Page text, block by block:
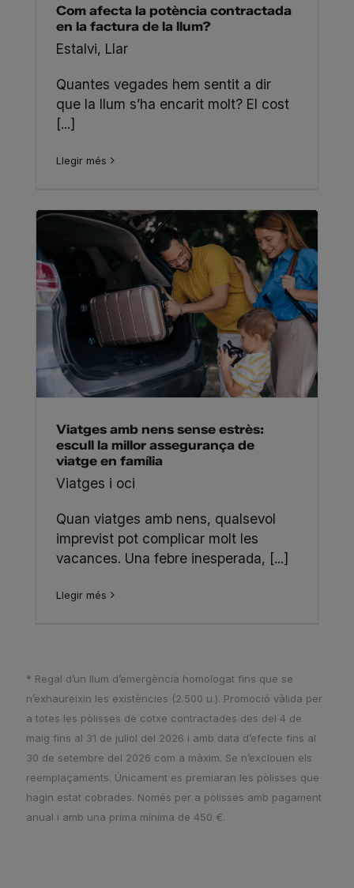
Com afecta la potència contractada
en la factura de la llum?
Estalvi, Llar
Quantes vegades hem sentit a dir
que la llum s’ha encarit molt? El cost
[...]
Llegir més
Viatges amb nens sense estrès:
escull la millor assegurança de
viatge en família
Viatges i oci
Quan viatges amb nens, qualsevol
imprevist pot complicar molt les
vacances. Una febre inesperada, [...]
Llegir més
* Regal d’un llum d’emergència homologat fins que se
n’exhaureixin les existències (2.500 u.). Promoció vàlida per
a totes les pòlisses de cotxe contractades des del 4 de
maig fins al 31 de juliol del 2026 i amb data d’efecte fins al
30 de setembre del 2026 com a màxim. Se n’exclouen els
reemplaçaments. Únicament es premiaran les pòlisses que
hagin estat cobrades. Només per a pòlisses amb pagament
anual i amb una prima mínima de 450 €.